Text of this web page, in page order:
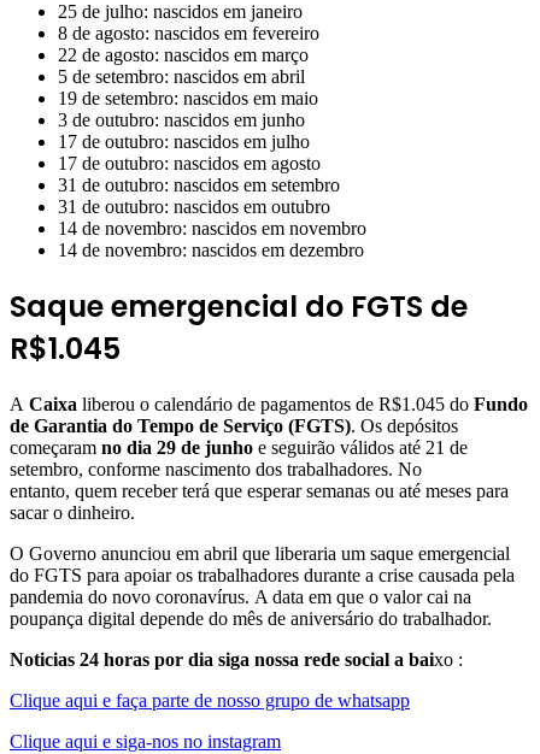
25 de julho: nascidos em janeiro
8 de agosto: nascidos em fevereiro
22 de agosto: nascidos em março
5 de setembro: nascidos em abril
19 de setembro: nascidos em maio
3 de outubro: nascidos em junho
17 de outubro: nascidos em julho
17 de outubro: nascidos em agosto
31 de outubro: nascidos em setembro
31 de outubro: nascidos em outubro
14 de novembro: nascidos em novembro
14 de novembro: nascidos em dezembro
Saque emergencial do FGTS de
R$1.045
A Caixa liberou o calendário de pagamentos de R$1.045 do Fundo
de Garantia do Tempo de Serviço (FGTS). Os depósitos
começaram no dia 29 de junho e seguirão válidos até 21 de
setembro, conforme nascimento dos trabalhadores. No
entanto, quem receber terá que esperar semanas ou até meses para
sacar o dinheiro.
O Governo anunciou em abril que liberaria um saque emergencial
do FGTS para apoiar os trabalhadores durante a crise causada pela
pandemia do novo coronavírus. A data em que o valor cai na
poupança digital depende do mês de aniversário do trabalhador.
Noticias 24 horas por dia siga nossa rede social a baixo :
Clique aqui e faça parte de nosso grupo de whatsapp
Clique aqui e siga-nos no instagram